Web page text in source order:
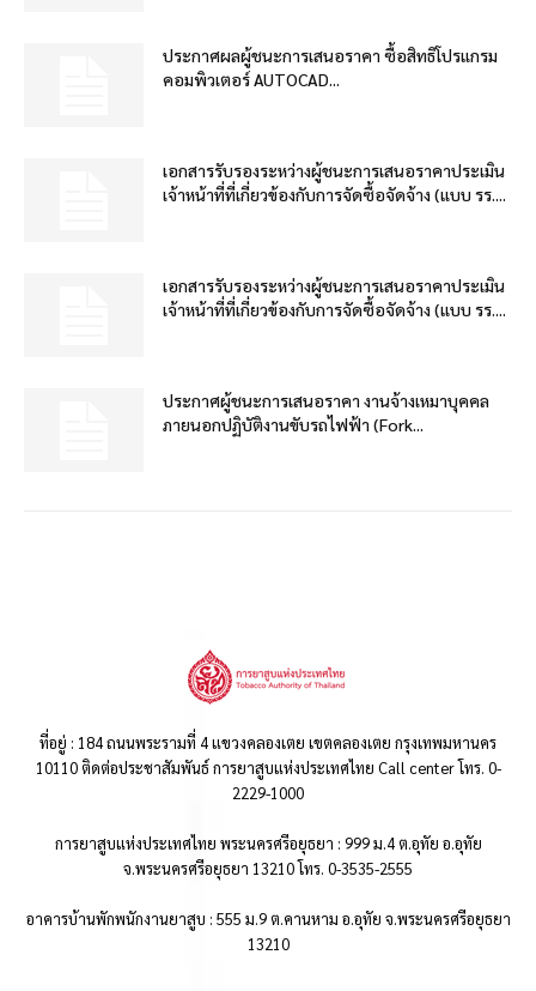
ประกาศผลผู้ชนะการเสนอราคา ซื้อสิทธิโปรแกรม
คอมพิวเตอร์ AUTOCAD...
เอกสารรับรองระหว่างผู้ชนะการเสนอราคาประเมิน
เจ้าหน้าที่ที่เกี่ยวข้องกับการจัดซื้อจัดจ้าง (แบบ รร....
เอกสารรับรองระหว่างผู้ชนะการเสนอราคาประเมิน
เจ้าหน้าที่ที่เกี่ยวข้องกับการจัดซื้อจัดจ้าง (แบบ รร....
ประกาศผู้ชนะการเสนอราคา งานจ้างเหมาบุคคล
ภายนอกปฏิบัติงานขับรถไฟฟ้า (Fork...
ที่อยู่ : 184 ถนนพระรามที่ 4 แขวงคลองเตย เขตคลองเตย กรุงเทพมหานคร
10110 ติดต่อประชาสัมพันธ์ การยาสูบแห่งประเทศไทย Call center โทร. 0-
2229-1000
การยาสูบแห่งประเทศไทย พระนครศรีอยุธยา : 999 ม.4 ต.อุทัย อ.อุทัย
จ.พระนครศรีอยุธยา 13210 โทร. 0-3535-2555
อาคารบ้านพักพนักงานยาสูบ : 555 ม.9 ต.คานหาม อ.อุทัย จ.พระนครศรีอยุธยา
13210